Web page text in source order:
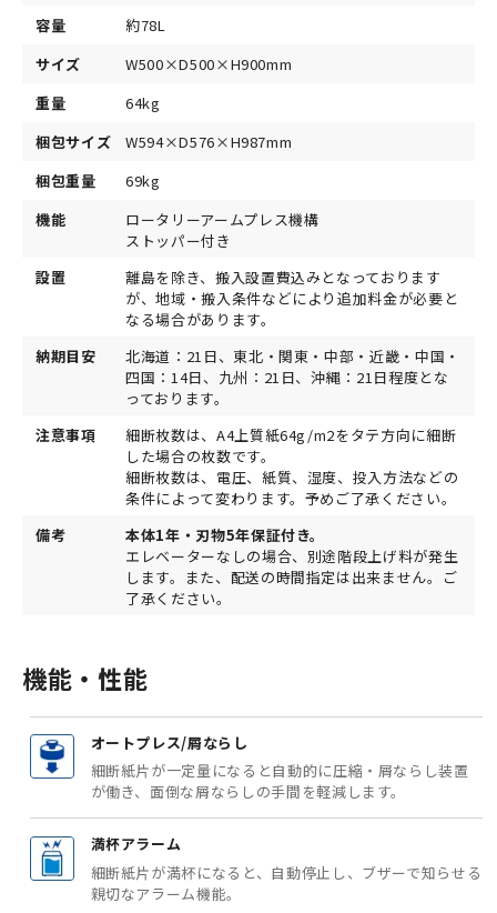
容量
約78L
サイズ
W500×D500×H900mm
重量
64kg
梱包サイズ
W594×D576×H987mm
梱包重量
69kg
機能
ロータリーアームプレス機構
ストッパー付き
設置
離島を除き、搬入設置費込みとなっております
が、地域・搬入条件などにより追加料金が必要と
なる場合があります。
納期目安
北海道：21日、東北・関東・中部・近畿・中国・
四国：14日、九州：21日、沖縄：21日程度とな
っております。
注意事項
細断枚数は、A4上質紙64g/m2をタテ方向に細断
した場合の枚数です。
細断枚数は、電圧、紙質、湿度、投入方法などの
条件によって変わります。予めご了承ください。
備考
本体1年・刃物5年保証付き。
エレベーターなしの場合、別途階段上げ料が発生
します。また、配送の時間指定は出来ません。ご
了承ください。
機能・性能
オートプレス/屑ならし
細断紙片が一定量になると自動的に圧縮・屑ならし装置
が働き、面倒な屑ならしの手間を軽減します。
満杯アラーム
細断紙片が満杯になると、自動停止し、ブザーで知らせる
親切なアラーム機能。